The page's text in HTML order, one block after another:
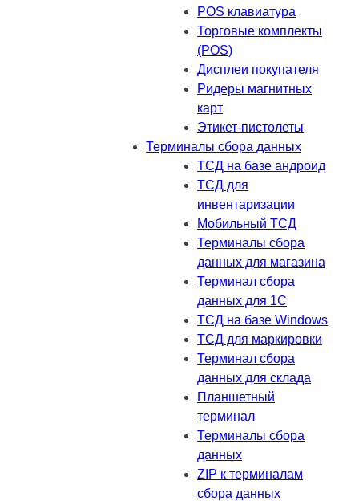
POS клавиатура
Торговые комплекты
(POS)
Дисплеи покупателя
Ридеры магнитных
карт
Этикет-пистолеты
Терминалы сбора данных
ТСД на базе андроид
ТСД для
инвентаризации
Мобильный ТСД
Терминалы сбора
данных для магазина
Терминал сбора
данных для 1C
ТСД на базе Windows
ТСД для маркировки
Терминал сбора
данных для склада
Планшетный
терминал
Терминалы сбора
данных
ZIP к терминалам
сбора данных